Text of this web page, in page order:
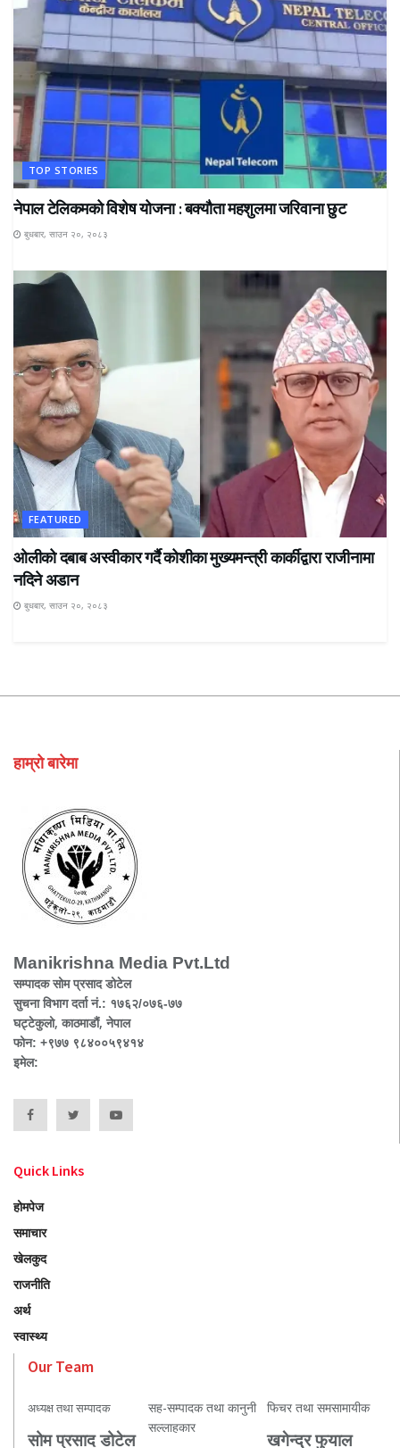
TOP STORIES
नेपाल टेलिकमको विशेष योजना : बक्यौता महशुलमा जरिवाना छुट
बुधबार, साउन २०, २०८३
FEATURED
ओलीको दबाब अस्वीकार गर्दै कोशीका मुख्यमन्त्री कार्कीद्वारा राजीनामा
नदिने अडान
बुधबार, साउन २०, २०८३
हाम्रो बारेमा
Manikrishna Media Pvt.Ltd
सम्पादक सोम प्रसाद डोटेल
सुचना विभाग दर्ता नं.: १७६२/०७६-७७
घट्टेकुलो, काठमाडौं, नेपाल
फोन: +९७७ ९८४००५९४१४
इमेल:
Quick Links
होमपेज
समाचार
खेलकुद
राजनीति
अर्थ
स्वास्थ्य
Our Team
अध्यक्ष तथा सम्पादक
सोम प्रसाद डोटेल
सह-सम्पादक तथा कानुनी
सल्लाहकार
फिचर तथा समसामायीक
खगेन्द्र फुयाल